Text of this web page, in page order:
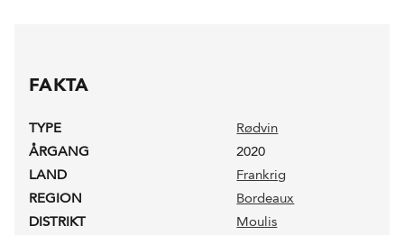
FAKTA
TYPE
Rødvin
ÅRGANG
2020
LAND
Frankrig
REGION
Bordeaux
DISTRIKT
Moulis